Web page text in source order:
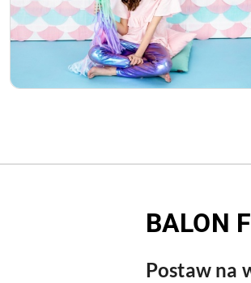
BALON
Postaw na